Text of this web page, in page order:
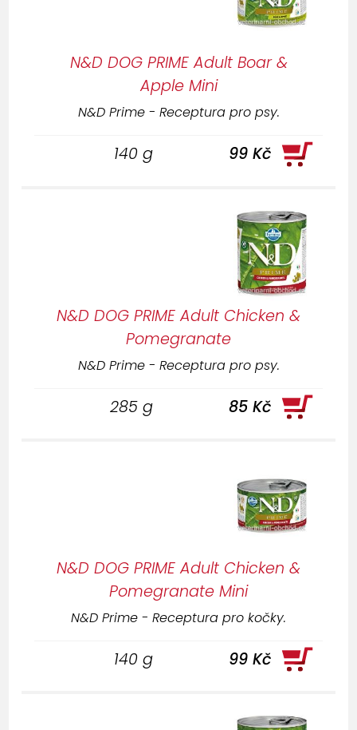
N&D DOG PRIME Adult Boar &
Apple Mini
N&D Prime - Receptura pro psy.
140 g 99 Kč
N&D DOG PRIME Adult Chicken &
Pomegranate
N&D Prime - Receptura pro psy.
285 g 85 Kč
N&D DOG PRIME Adult Chicken &
Pomegranate Mini
N&D Prime - Receptura pro kočky.
140 g 99 Kč